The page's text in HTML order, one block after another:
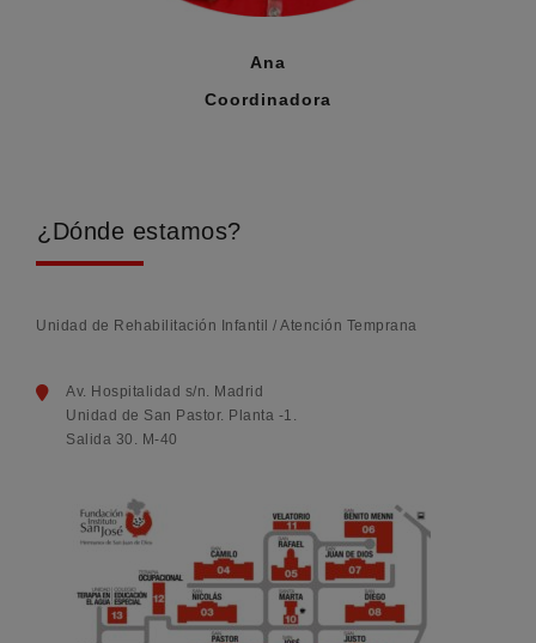
Ana
Coordinadora
¿Dónde estamos?
Unidad de Rehabilitación Infantil / Atención Temprana
Av. Hospitalidad s/n. Madrid
Unidad de San Pastor. Planta -1.
Salida 30. M-40